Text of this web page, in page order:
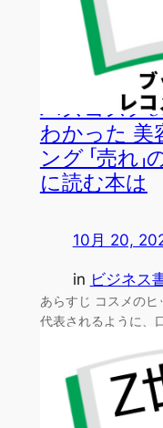
バズコスメ
わかった 美
ング 「売れ
に読む本は
10月 20,
in ビジネス
あらすじ コスメの
代表されるように、